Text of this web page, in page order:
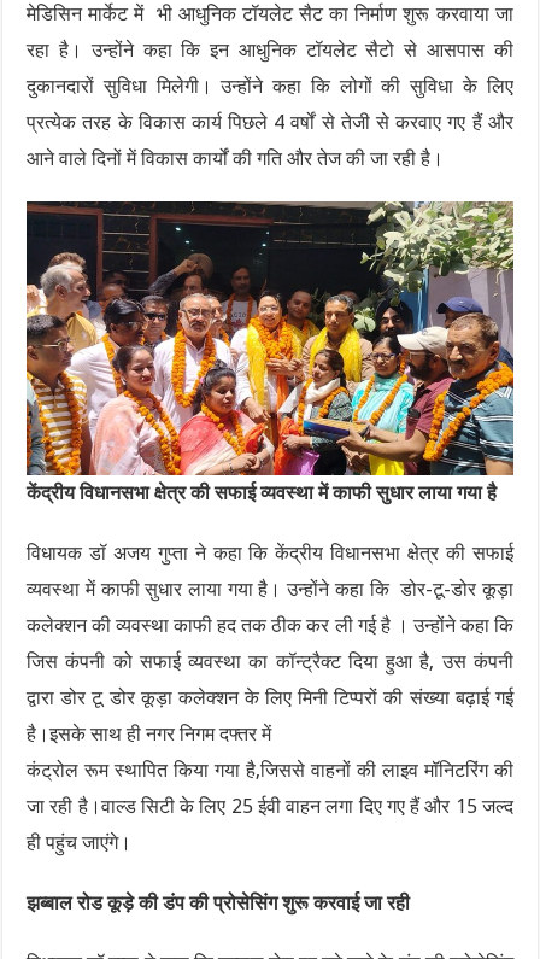
मेडिसिन मार्केट में भी आधुनिक टॉयलेट सैट का निर्माण शुरू करवाया जा
रहा है। उन्होंने कहा कि इन आधुनिक टॉयलेट सैटो से आसपास की
दुकानदारों सुविधा मिलेगी। उन्होंने कहा कि लोगों की सुविधा के लिए
प्रत्येक तरह के विकास कार्य पिछले 4 वर्षों से तेजी से करवाए गए हैं और
आने वाले दिनों में विकास कार्यों की गति और तेज की जा रही है।
केंद्रीय विधानसभा क्षेत्र की सफाई व्यवस्था में काफी सुधार लाया गया है
विधायक डॉ अजय गुप्ता ने कहा कि केंद्रीय विधानसभा क्षेत्र की सफाई
व्यवस्था में काफी सुधार लाया गया है। उन्होंने कहा कि डोर-टू-डोर कूड़ा
कलेक्शन की व्यवस्था काफी हद तक ठीक कर ली गई है । उन्होंने कहा कि
जिस कंपनी को सफाई व्यवस्था का कॉन्ट्रैक्ट दिया हुआ है, उस कंपनी
द्वारा डोर टू डोर कूड़ा कलेक्शन के लिए मिनी टिप्परों की संख्या बढ़ाई गई
है।इसके साथ ही नगर निगम दफ्तर में
कंट्रोल रूम स्थापित किया गया है,जिससे वाहनों की लाइव मॉनिटरिंग की
जा रही है।वाल्ड सिटी के लिए 25 ईवी वाहन लगा दिए गए हैं और 15 जल्द
ही पहुंच जाएंगे।
झब्बाल रोड कूड़े की डंप की प्रोसेसिंग शुरू करवाई जा रही